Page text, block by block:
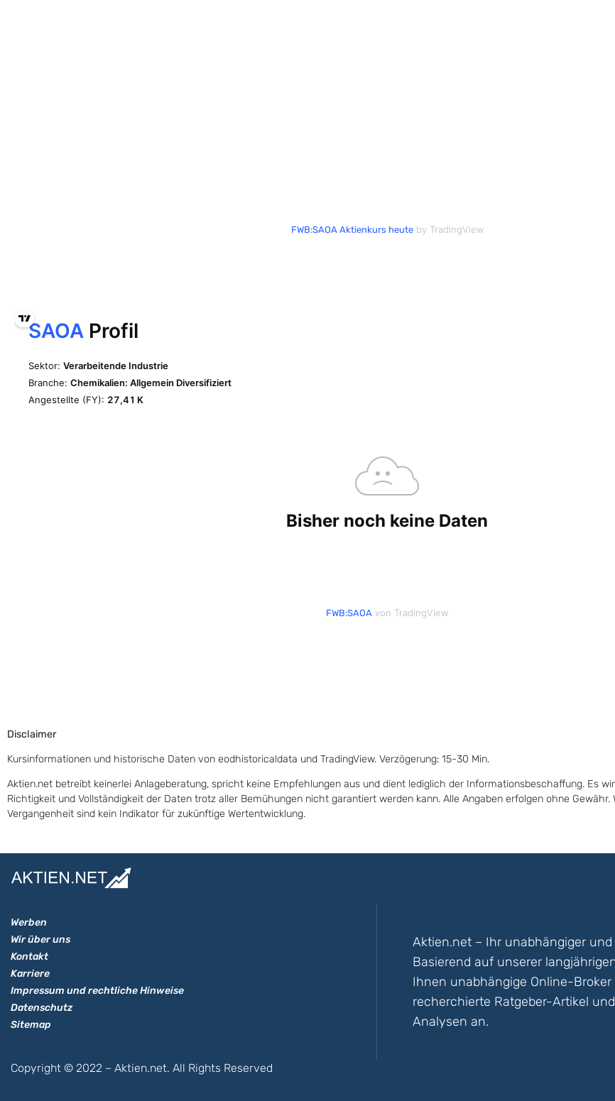
FWB:SAOA Aktienkurs heuteby TradingView
FWB:SAOA von TradingView
Disclaimer
Kursinformationen und historische Daten von eodhistoricaldata und TradingView. Verzögerung: 15-30 Min.
Aktien.net betreibt keinerlei Anlageberatung, spricht keine Empfehlungen aus und dient lediglich der Informationsbeschaffung. Es
Richtigkeit und Vollständigkeit der Daten trotz aller Bemühungen nicht garantiert werden kann. Alle Angaben erfolgen ohne Gewähr.
Vergangenheit sind kein Indikator für zukünftige Wertentwicklung.
Werben
Wir über uns
Kontakt
Karriere
Impressum und rechtliche Hinweise
Datenschutz
Sitemap
Aktien.net – Ihr unabhängiger
Basierend auf unserer
Ihnen unabhängige Online-Broker
recherchierte Ratgeber-Artikel
Analysen an.
Copyright © 2022 – Aktien.net. All Rights Reserved